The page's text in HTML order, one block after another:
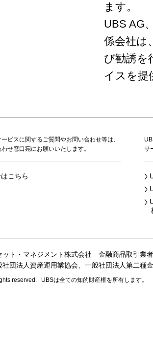
ます。
UBS AG
係会社は
び勧誘を
イスを提
ビスに関するご質問やお問い合わせ等は、
せ窓口宛にお願いいたします。
こちら
サ
ット・マネジメント株式会社 金融商品取引
団法人資産運用業協会、 一般社団法人第二種
reserved. UBSは全ての知的財産権を所有します。